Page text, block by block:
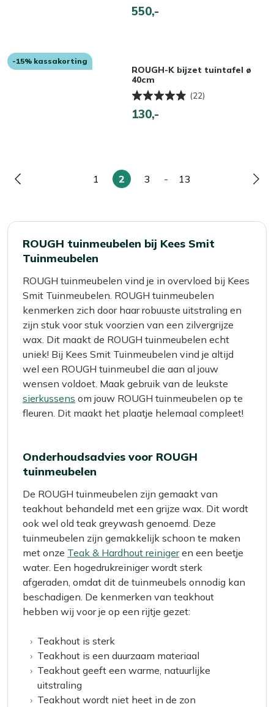
550,-
-15% kassakorting
ROUGH-K bijzet tuintafel ø
40cm
(22)
130,-
Pagina Pagina
1
U
2
Pagina
3 -
Pagina
13
ROUGH tuinmeubelen bij Kees Smit
Tuinmeubelen
ROUGH tuinmeubelen vind je in overvloed bij Kees
Smit Tuinmeubelen. ROUGH tuinmeubelen
kenmerken zich door haar robuuste uitstraling en
zijn stuk voor stuk voorzien van een zilvergrijze
wax. Dit maakt de ROUGH tuinmeubelen echt
uniek! Bij Kees Smit Tuinmeubelen vind je altijd
wel een ROUGH tuinmeubel die aan al jouw
wensen voldoet. Maak gebruik van de leukste
sierkussens om jouw ROUGH tuinmeubelen op te
fleuren. Dit maakt het plaatje helemaal compleet!
Onderhoudsadvies voor ROUGH
tuinmeubelen
De ROUGH tuinmeubelen zijn gemaakt van
teakhout behandeld met een grijze wax. Dit wordt
ook wel old teak greywash genoemd. Deze
tuinmeubelen zijn gemakkelijk schoon te maken
met onze Teak & Hardhout reinigeren een beetje
water. Een hogedrukreiniger wordt sterk
afgeraden, omdat dit de tuinmeubels onnodig kan
beschadigen. De kenmerken van teakhout
hebben wij voor je op een rijtje gezet:
Teakhout is sterk
Teakhout is een duurzaam materiaal
Teakhout geeft een warme, natuurlijke
uitstraling
Teakhout wordt niet heet in de zon